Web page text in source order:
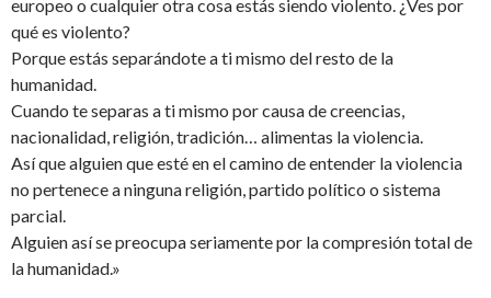
europeo o cualquier otra cosa estás siendo violento. ¿Ves por
qué es violento?
Porque estás separándote a ti mismo del resto de la
humanidad.
Cuando te separas a ti mismo por causa de creencias,
nacionalidad, religión, tradición… alimentas la violencia.
Así que alguien que esté en el camino de entender la violencia
no pertenece a ninguna religión, partido político o sistema
parcial.
Alguien así se preocupa seriamente por la compresión total de
la humanidad.»